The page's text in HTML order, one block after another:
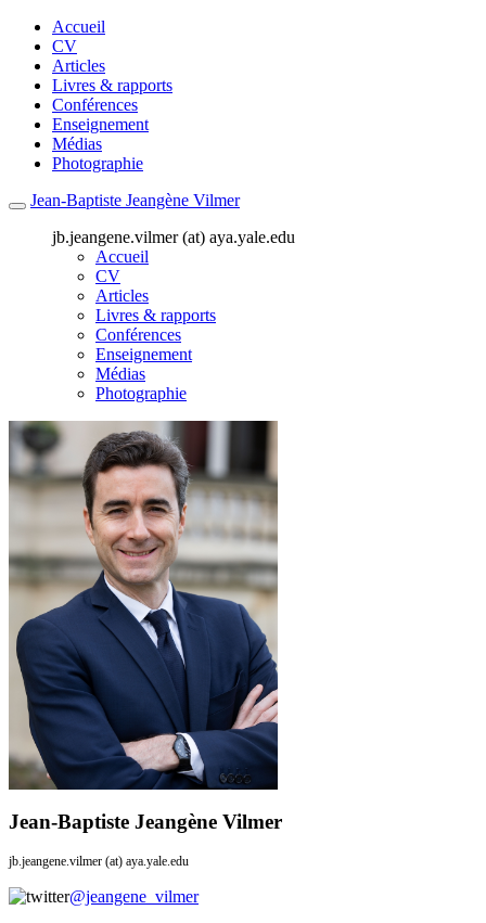
Accueil
CV
Articles
Livres & rapports
Conférences
Enseignement
Médias
Photographie
Jean-Baptiste Jeangène Vilmer
jb.jeangene.vilmer (at) aya.yale.edu
Accueil
CV
Articles
Livres & rapports
Conférences
Enseignement
Médias
Photographie
Jean-Baptiste Jeangène Vilmer
jb.jeangene.vilmer (at) aya.yale.edu
@jeangene_vilmer